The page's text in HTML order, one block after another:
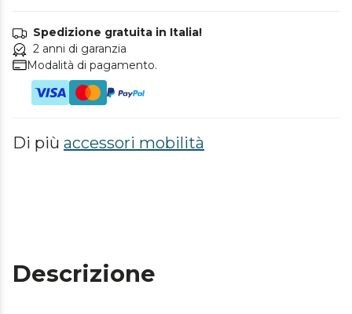
Spedizione gratuita in Italia!
2 anni di garanzia
Modalità di pagamento.
Di più accessori mobilità
Descrizione